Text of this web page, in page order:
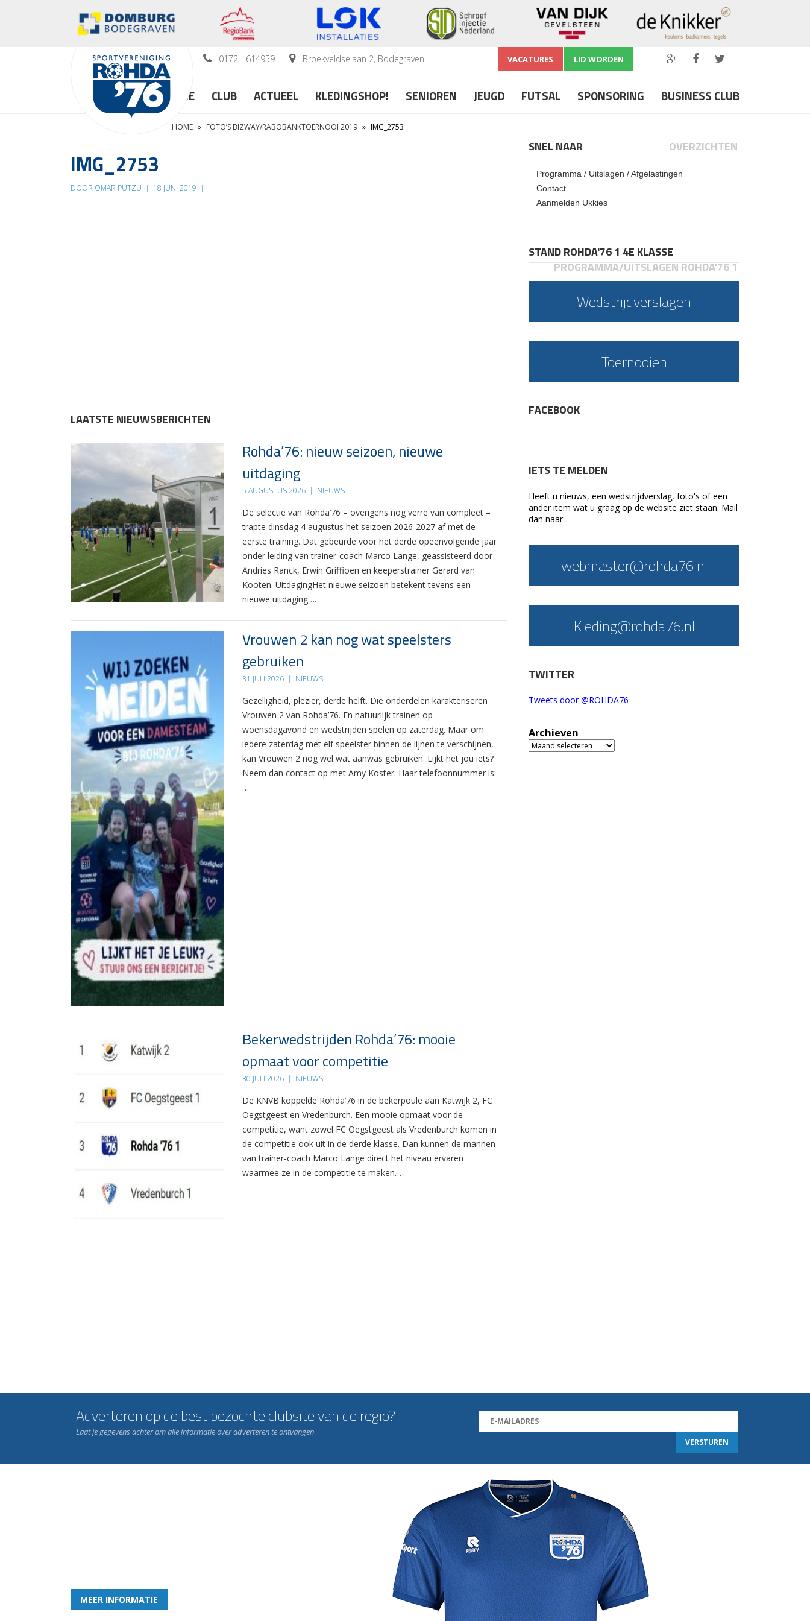
0172 - 614959 Broekveldselaan 2, Bodegraven VACATURES LID WORDEN
HOME CLUB ACTUEEL KLEDINGSHOP! SENIOREN JEUGD FUTSAL SPONSORING BUSINESS CLUB
HOME » FOTO’S BIZWAY/RABOBANKTOERNOOI 2019 » IMG_2753
IMG_2753
DOOR OMAR PUTZU | 18 JUNI 2019 |
LAATSTE NIEUWSBERICHTEN
Rohda’76: nieuw seizoen, nieuwe
uitdaging
5 AUGUSTUS 2026 | NIEUWS
De selectie van Rohda’76 – overigens nog verre van compleet –
trapte dinsdag 4 augustus het seizoen 2026-2027 af met de
eerste training. Dat gebeurde voor het derde opeenvolgende jaar
onder leiding van trainer-coach Marco Lange, geassisteerd door
Andries Ranck, Erwin Griffioen en keeperstrainer Gerard van
Kooten. UitdagingHet nieuwe seizoen betekent tevens een
nieuwe uitdaging….
Vrouwen 2 kan nog wat speelsters
gebruiken
31 JULI 2026 | NIEUWS
Gezelligheid, plezier, derde helft. Die onderdelen karakteriseren
Vrouwen 2 van Rohda’76. En natuurlijk trainen op
woensdagavond en wedstrijden spelen op zaterdag. Maar om
iedere zaterdag met elf speelster binnen de lijnen te verschijnen,
kan Vrouwen 2 nog wel wat aanwas gebruiken. Lijkt het jou iets?
Neem dan contact op met Amy Koster. Haar telefoonnummer is:
…
Bekerwedstrijden Rohda’76: mooie
opmaat voor competitie
30 JULI 2026 | NIEUWS
De KNVB koppelde Rohda’76 in de bekerpoule aan Katwijk 2, FC
Oegstgeest en Vredenburch. Een mooie opmaat voor de
competitie, want zowel FC Oegstgeest als Vredenburch komen in
de competitie ook uit in de derde klasse. Dan kunnen de mannen
van trainer-coach Marco Lange direct het niveau ervaren
waarmee ze in de competitie te maken…
SNEL NAAR OVERZICHTEN
Programma / Uitslagen / Afgelastingen
Contact
Aanmelden Ukkies
STAND ROHDA'76 1 4E KLASSE
PROGRAMMA/UITSLAGEN ROHDA'76 1
Wedstrijdverslagen
Toernooien
FACEBOOK
IETS TE MELDEN
Heeft u nieuws, een wedstrijdverslag, foto's of een
ander item wat u graag op de website ziet staan. Mail
dan naar
webmaster@rohda76.nl
Kleding@rohda76.nl
TWITTER
Tweets door @ROHDA76
Archieven
Archieven
Adverteren op de best bezochte clubsite van de regio?
Laat je gegevens achter om alle informatie over adverteren te ontvangen
MEER INFORMATIE